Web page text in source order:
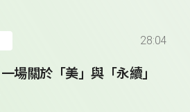
28:04
場關於「美」與「永續」